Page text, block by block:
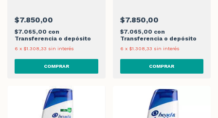
$7.850,00
$7.065,00 con
Transferencia o depósito
6 x $1.308,33 sin interés
$7.850,00
$7.065,00 con
Transferencia o depósito
6 x $1.308,33 sin interés